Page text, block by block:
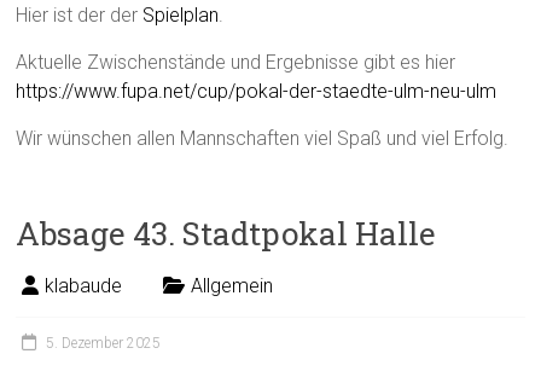
Hier ist der der Spielplan.
Aktuelle Zwischenstände und Ergebnisse gibt es hier
https://www.fupa.net/cup/pokal-der-staedte-ulm-neu-ulm
Wir wünschen allen Mannschaften viel Spaß und viel Erfolg.
Absage 43. Stadtpokal Halle
klabaude Allgemein
5. Dezember 2025